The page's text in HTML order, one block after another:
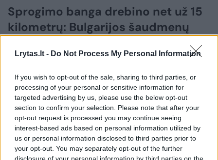
Lrytas.lt - Do Not Process My Personal Information
If you wish to opt-out of the sale, sharing to third parties, or
processing of your personal or sensitive information for
targeted advertising by us, please use the below opt-out
section to confirm your selection. Please note that after your
opt-out request is processed you may continue seeing
interest-based ads based on personal information utilized by
us or personal information disclosed to third parties prior to
your opt-out. You may separately opt-out of the further
Sprogimo banga drebino net už 15
kilometrų: Bulgarijos šaudmenų
Lrytas.lt
Bulgarijos Belicos kaime, netoli Trjavnos
miesto, įvyko galingas sprogimas
šaudmenų gamykloje. Apie incidentą